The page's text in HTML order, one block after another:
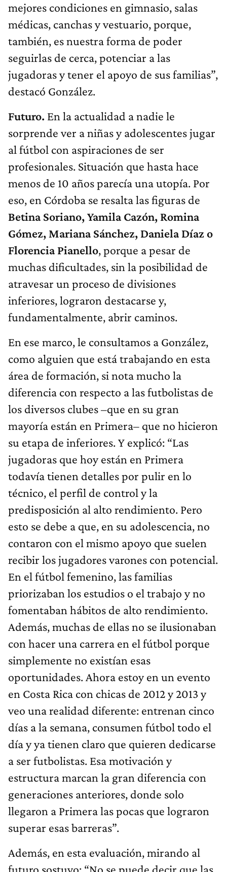
mejores condiciones en gimnasio, salas
médicas, canchas y vestuario, porque,
también, es nuestra forma de poder
seguirlas de cerca, potenciar a las
jugadoras y tener el apoyo de sus familias”,
destacó González.
Futuro. En la actualidad a nadie le
sorprende ver a niñas y adolescentes jugar
al fútbol con aspiraciones de ser
profesionales. Situación que hasta hace
menos de 10 años parecía una utopía. Por
eso, en Córdoba se resalta las figuras de
Betina Soriano, Yamila Cazón, Romina
Gómez, Mariana Sánchez, Daniela Díaz o
Florencia Pianello, porque a pesar de
muchas dificultades, sin la posibilidad de
atravesar un proceso de divisiones
inferiores, lograron destacarse y,
fundamentalmente, abrir caminos.
En ese marco, le consultamos a González,
como alguien que está trabajando en esta
área de formación, si nota mucho la
diferencia con respecto a las futbolistas de
los diversos clubes –que en su gran
mayoría están en Primera– que no hicieron
su etapa de inferiores. Y explicó: “Las
jugadoras que hoy están en Primera
todavía tienen detalles por pulir en lo
técnico, el perfil de control y la
predisposición al alto rendimiento. Pero
esto se debe a que, en su adolescencia, no
contaron con el mismo apoyo que suelen
recibir los jugadores varones con potencial.
En el fútbol femenino, las familias
priorizaban los estudios o el trabajo y no
fomentaban hábitos de alto rendimiento.
Además, muchas de ellas no se ilusionaban
con hacer una carrera en el fútbol porque
simplemente no existían esas
oportunidades. Ahora estoy en un evento
en Costa Rica con chicas de 2012 y 2013 y
veo una realidad diferente: entrenan cinco
días a la semana, consumen fútbol todo el
día y ya tienen claro que quieren dedicarse
a ser futbolistas. Esa motivación y
estructura marcan la gran diferencia con
generaciones anteriores, donde solo
llegaron a Primera las pocas que lograron
superar esas barreras”.
Además, en esta evaluación, mirando al